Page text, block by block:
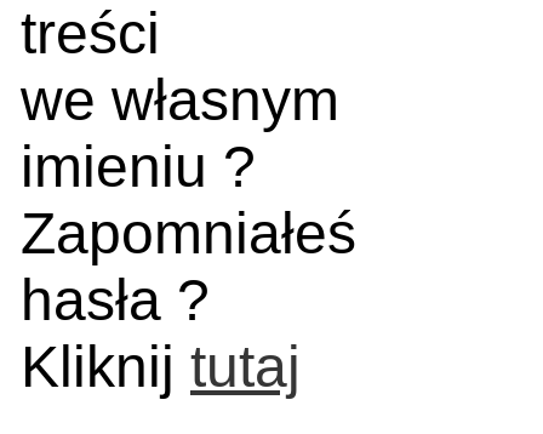
treści
we własnym
imieniu ?
Zapomniałeś
hasła ?
Kliknij tutaj